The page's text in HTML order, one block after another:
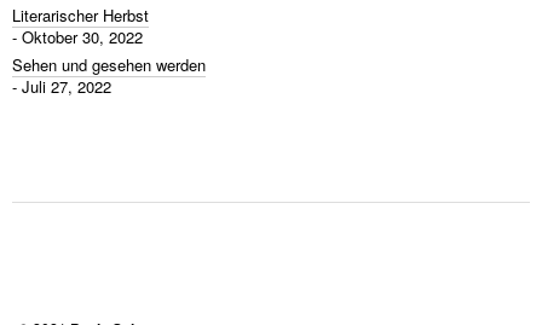
Literarischer Herbst
Oktober 30, 2022
Sehen und gesehen werden
Juli 27, 2022